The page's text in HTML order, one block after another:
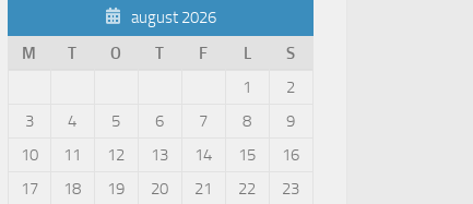
august 2026
M
T O T F L
S
1
2
3
4 5 6 7 8
9
10
11 12 13 14 15
16
17
18 19 20 21 22
23